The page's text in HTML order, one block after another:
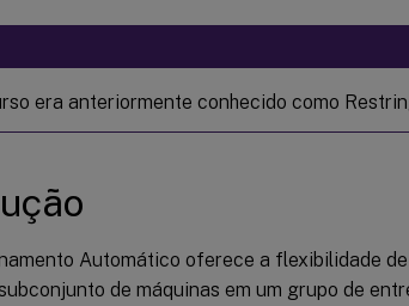
era anteriormente conhecido como
Automático oferece a flexibilidade
de máquinas em um grupo de